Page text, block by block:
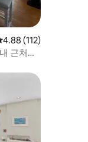
점 4.88점(5점 만점),
4.88 (112)
근처의